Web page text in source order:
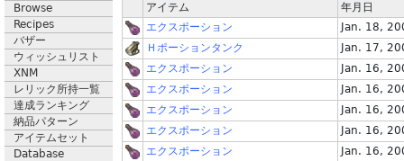
Browse
Recipes
バザー
ウィッシュリスト
XNM
レリック所持一覧
達成ランキング
納品パターン
アイテムセット
Database
アイテム
年月日
エクスポーション
Jan. 18,
Ｈポーションタンク
Jan. 17,
エクスポーション
Jan. 16,
エクスポーション
Jan. 16,
エクスポーション
Jan. 16,
エクスポーション
Jan. 16,
エクスポーション
Jan. 16,